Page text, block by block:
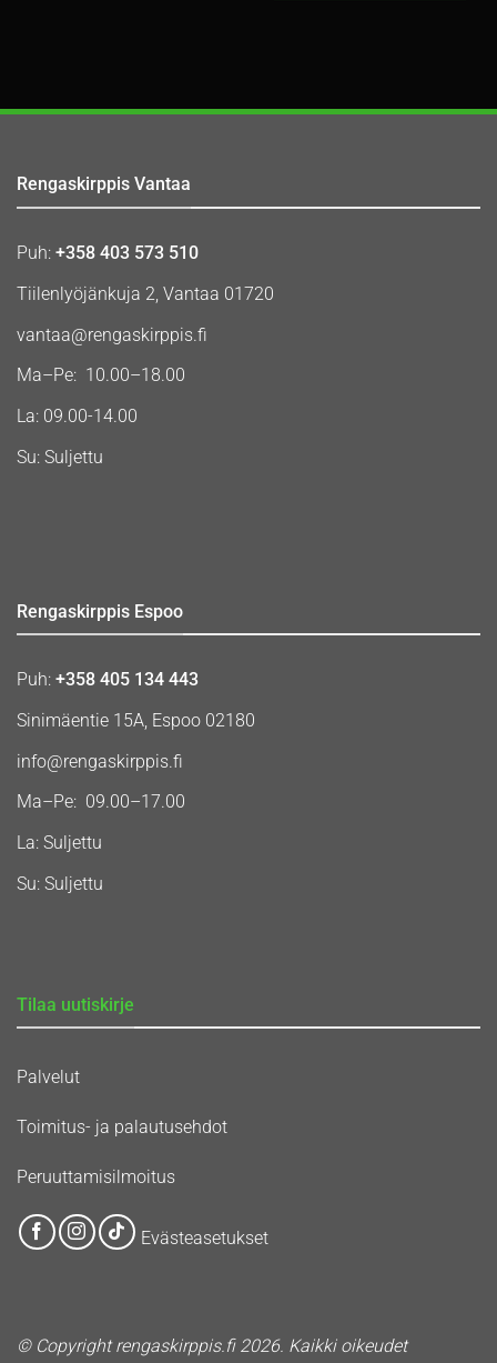
Rengaskirppis Vantaa
Puh: +358 403 573 510
Tiilenlyöjänkuja 2, Vantaa 01720
vantaa@rengaskirppis.fi
Ma–Pe: 10.00–18.00
La: 09.00-14.00
Su: Suljettu
Rengaskirppis Espoo
Puh: +358 405 134 443
Sinimäentie 15A, Espoo 02180
info@rengaskirppis.fi
Ma–Pe: 09.00–17.00
La: Suljettu
Su: Suljettu
Tilaa uutiskirje
Palvelut
Toimitus- ja palautusehdot
Peruuttamisilmoitus
Evästeasetukset
© Copyright rengaskirppis.fi 2026. Kaikki oikeudet